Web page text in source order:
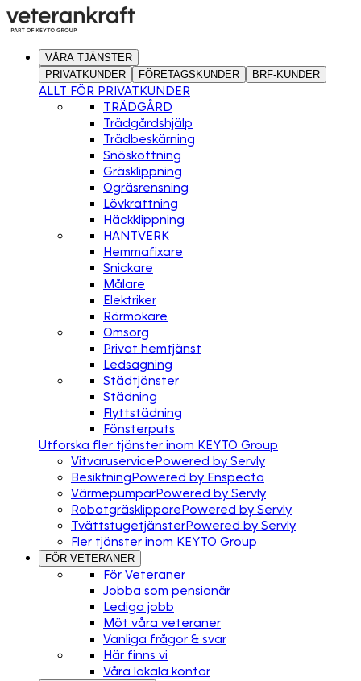
VÅRA TJÄNSTER
PRIVATKUNDER
FÖRETAGSKUNDER BRF-KUNDER
ALLT FÖR PRIVATKUNDER
TRÄDGÅRD
Trädgårdshjälp
Trädbeskärning
Snöskottning
Gräsklippning
Ogräsrensning
Lövkrattning
Häckklippning
HANTVERK
Hemmafixare
Snickare
Målare
Elektriker
Rörmokare
Omsorg
Privat hemtjänst
Ledsagning
Städtjänster
Städning
Flyttstädning
Fönsterputs
Utforska fler tjänster inom KEYTO Group
VitvaruservicePowered by Servly
BesiktningPowered by Enspecta
VärmepumparPowered by Servly
RobotgräsklipparePowered by Servly
TvättstugetjänsterPowered by Servly
Fler tjänster inom KEYTO Group
FÖR VETERANER
För Veteraner
Jobba som pensionär
Lediga jobb
Möt våra veteraner
Vanliga frågor & svar
Här finns vi
Våra lokala kontor